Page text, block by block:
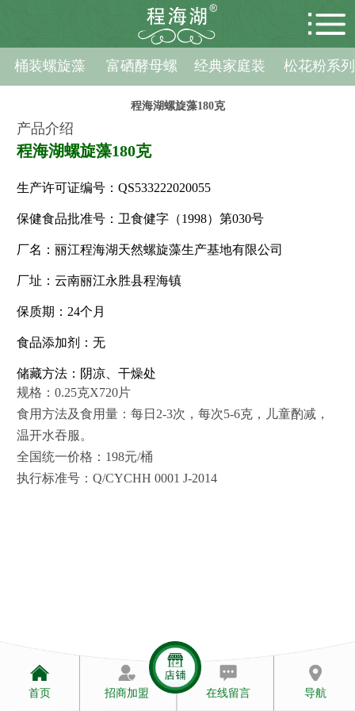
桶装螺旋藻 富硒酵母螺
旋藻
经典家庭装 松花粉系列
程海湖螺旋藻180克
产品介绍
程海湖螺旋藻180克
生产许可证编号：QS533222020055
保健食品批准号：卫食健字（1998）第030号
厂名：丽江程海湖天然螺旋藻生产基地有限公司
厂址：云南丽江永胜县程海镇
保质期：24个月
食品添加剂：无
储藏方法：阴凉、干燥处
规格：0.25克X720片
食用方法及食用量：每日2-3次，每次5-6克，儿童酌减，
温开水吞服。
全国统一价格：198元/桶
执行标准号：Q/CYCHH 0001 J-2014
首页 招商加盟 导航
在线留言